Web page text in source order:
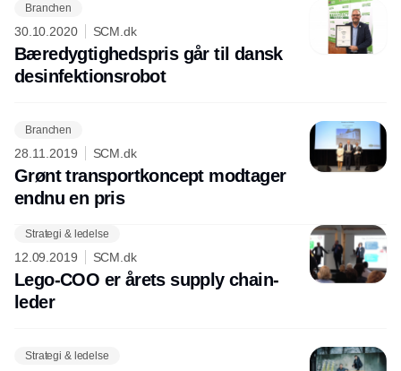
Branchen
30.10.2020 SCM.dk
Bæredygtighedspris går til dansk
desinfektionsrobot
Branchen
28.11.2019 SCM.dk
Grønt transportkoncept modtager
endnu en pris
Strategi & ledelse
12.09.2019 SCM.dk
Lego-COO er årets supply chain-
leder
Strategi & ledelse